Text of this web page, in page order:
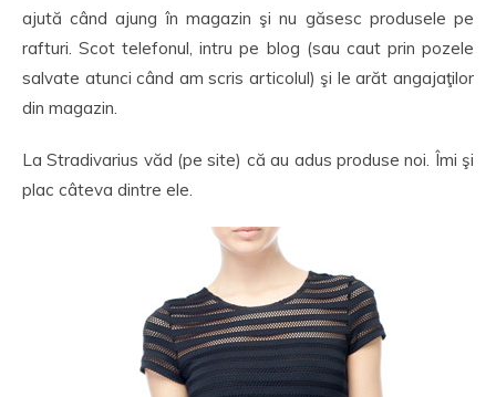
ajută când ajung în magazin şi nu găsesc produsele pe
rafturi. Scot telefonul, intru pe blog (sau caut prin pozele
salvate atunci când am scris articolul) şi le arăt angajaţilor
din magazin.
La Stradivarius văd (pe site) că au adus produse noi. Îmi şi
plac câteva dintre ele.